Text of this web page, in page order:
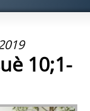
10;1-